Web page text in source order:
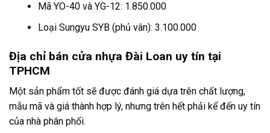
Mã YO-40 và YG-12: 1.850.000
Loại Sungyu SYB (phủ vân): 3.100.000
Địa chỉ bán cửa nhựa Đài Loan uy tín tại
TPHCM
Một sản phẩm tốt sẽ được đánh giá dựa trên chất lượng,
mẫu mã và giá thành hợp lý, nhưng trên hết phải kể đến uy tín
của nhà phân phối.